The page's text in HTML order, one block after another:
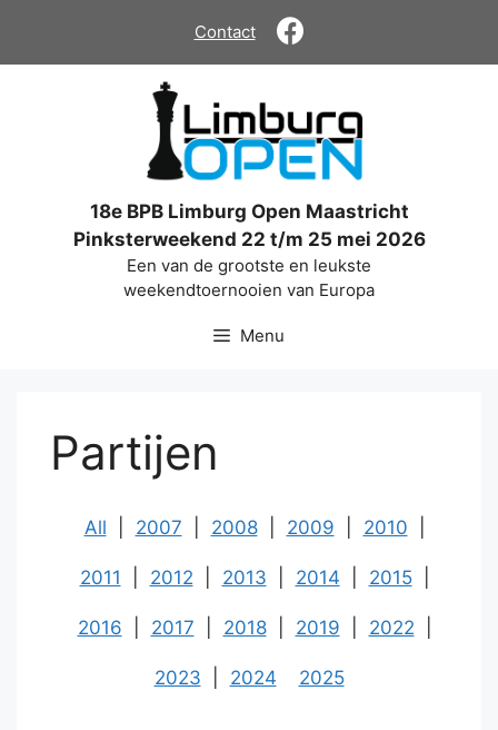
de
Contact
18e BPB Limburg Open Maastricht
Pinksterweekend 22 t/m 25 mei 2026
Een van de grootste en leukste
weekendtoernooien van Europa
Menu
Partijen
All 2007 2008 2009 2010
2011 2012 2013 2014 2015
2016 2017 2018 2019 2022
2023 2024 2025